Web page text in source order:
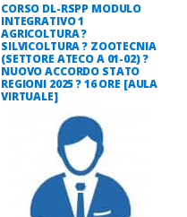
CORSO DL-RSPP MODULO
INTEGRATIVO 1
AGRICOLTURA ?
SILVICOLTURA ? ZOOTECNIA
(SETTORE ATECO A 01-02) ?
NUOVO ACCORDO STATO
REGIONI 2025 ? 16 ORE [AULA
VIRTUALE]